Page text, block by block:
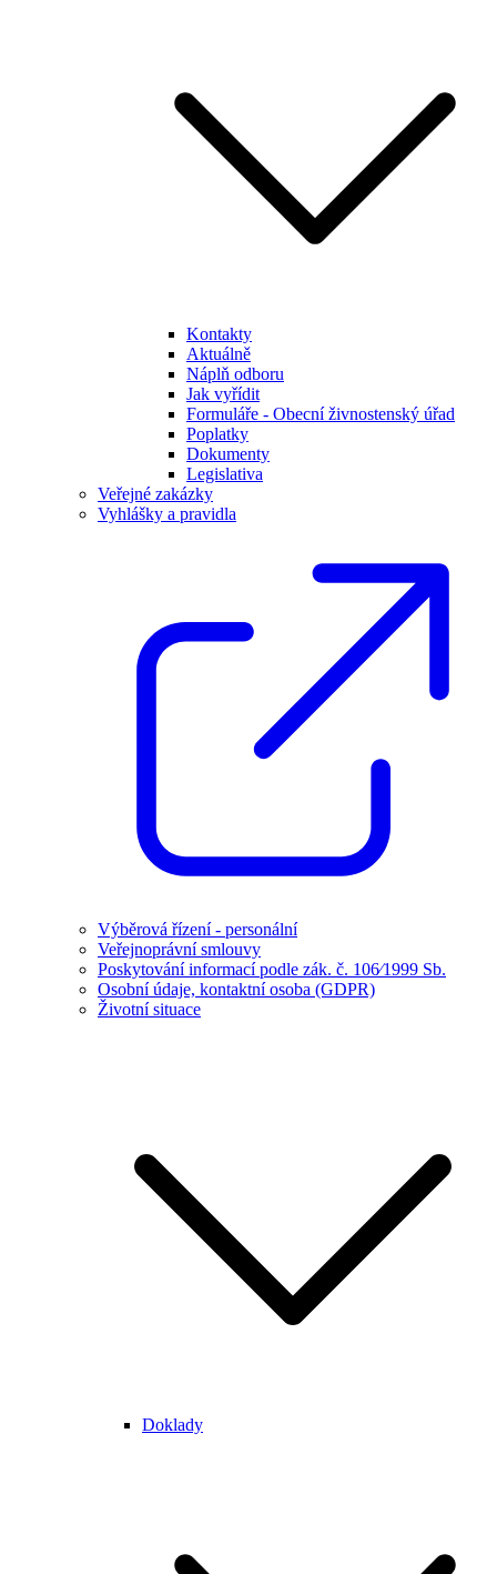
Kontakty
Aktuálně
Náplň odboru
Jak vyřídit
Formuláře - Obecní živnostenský úřad
Poplatky
Dokumenty
Legislativa
Veřejné zakázky
Vyhlášky a pravidla
Výběrová řízení - personální
Veřejnoprávní smlouvy
Poskytování informací podle zák. č. 106⁄1999 Sb.
Osobní údaje, kontaktní osoba (GDPR)
Životní situace
Doklady